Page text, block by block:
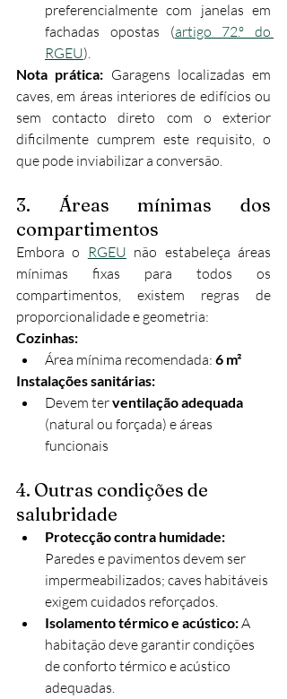
preferencialmente com janelas em
fachadas opostas (artigo 72.º do
RGEU).
Nota prática: Garagens localizadas em
caves, em áreas interiores de edifícios ou
sem contacto direto com o exterior
dificilmente cumprem este requisito, o
que pode inviabilizar a conversão.
3. Áreas mínimas dos
compartimentos
Embora o RGEU não estabeleça áreas
mínimas fixas para todos os
compartimentos, existem regras de
proporcionalidade e geometria:
Cozinhas:
Área mínima recomendada: 6 m²
Instalações sanitárias:
Devem ter ventilação adequada
(natural ou forçada) e áreas
funcionais
4. Outras condições de
salubridade
Protecção contra humidade:
Paredes e pavimentos devem ser
impermeabilizados; caves habitáveis
exigem cuidados reforçados.
Isolamento térmico e acústico: A
habitação deve garantir condições
de conforto térmico e acústico
adequadas.